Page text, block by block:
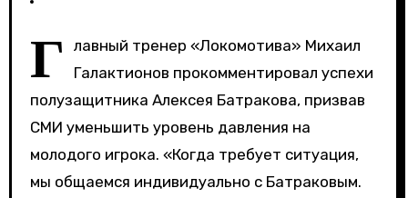
Г
лавный тренер «Локомотива» Михаил
Галактионов прокомментировал успехи
полузащитника Алексея Батракова, призвав
СМИ уменьшить уровень давления на
молодого игрока. «Когда требует ситуация,
мы общаемся индивидуально с Батраковым.